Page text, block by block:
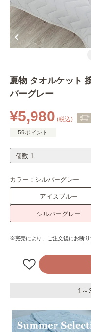
夏物 タオルケット
バーグレー
¥5,980 (税込)
59ポイント
カラー： シルバーグレー
アイスブルー
シルバーグレー
※完売により、ご注文後にお断り
1～